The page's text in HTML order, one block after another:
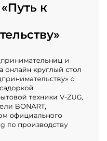
к
и
онлайн круглый стол
с
техники V-ZUG,
BONART,
официального
по производству